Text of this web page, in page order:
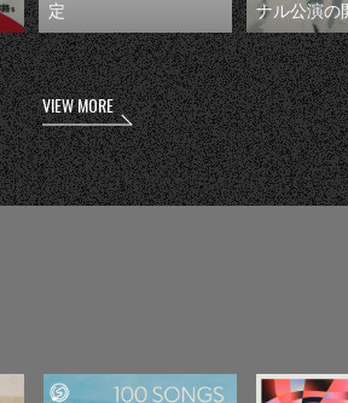
定
ナル公演の
VIEW MORE